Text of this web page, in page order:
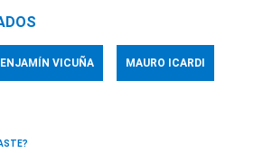
VICUÑA MAURO ICARDI